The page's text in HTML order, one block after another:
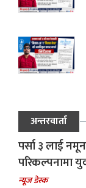
अन्तरवार्ता
पर्सा ३ लाई
परिकल्पनामा
न्यूज डेस्क